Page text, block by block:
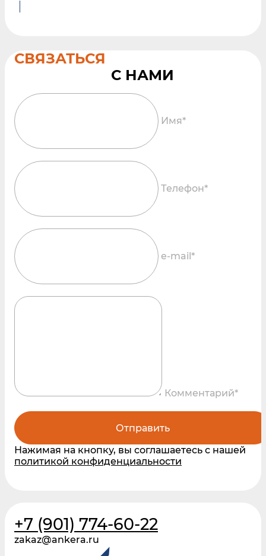
СВЯЗАТЬСЯ
Имя*
Телефон*
e-mail*
Комментарий*
Отправить
Нажимая на кнопку, вы соглашаетесь с нашей
политикой конфиденциальности
+7 (901) 774-60-22
zakaz@ankera.ru